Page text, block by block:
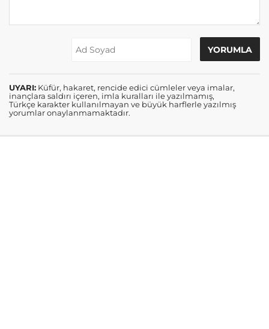
UYARI: Küfür, hakaret, rencide edici cümleler veya imalar,
inançlara saldırı içeren, imla kuralları ile yazılmamış,
Türkçe karakter kullanılmayan ve büyük harflerle yazılmış
yorumlar onaylanmamaktadır.